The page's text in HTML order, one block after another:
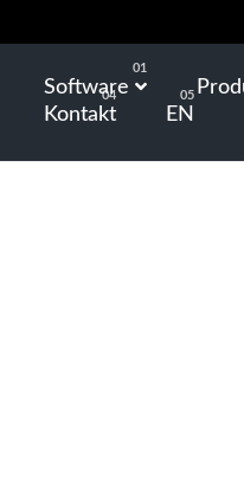
Software
Kontakt
EN